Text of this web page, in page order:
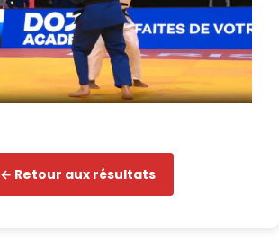
← Retour aux résultats